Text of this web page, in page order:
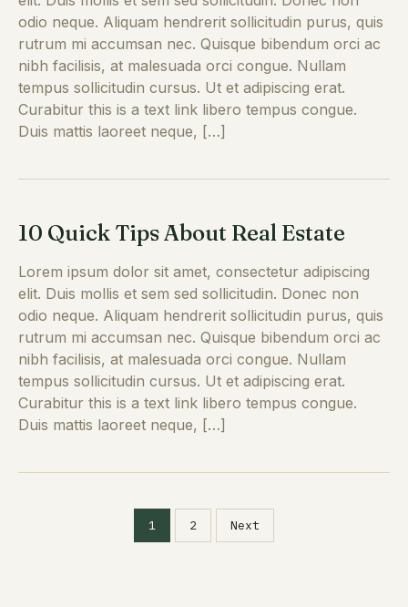
odio neque. Aliquam hendrerit sollicitudin purus, quis
rutrum mi accumsan nec. Quisque bibendum orci ac
nibh facilisis, at malesuada orci congue. Nullam
tempus sollicitudin cursus. Ut et adipiscing erat.
Curabitur this is a text link libero tempus congue.
Duis mattis laoreet neque, […]
10 Quick Tips About Real Estate
Lorem ipsum dolor sit amet, consectetur adipiscing
elit. Duis mollis et sem sed sollicitudin. Donec non
odio neque. Aliquam hendrerit sollicitudin purus, quis
rutrum mi accumsan nec. Quisque bibendum orci ac
nibh facilisis, at malesuada orci congue. Nullam
tempus sollicitudin cursus. Ut et adipiscing erat.
Curabitur this is a text link libero tempus congue.
Duis mattis laoreet neque, […]
1 2 Next